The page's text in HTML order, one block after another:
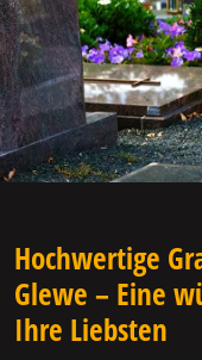
Hochwertige
Glewe – Eine
Ihre Liebsten